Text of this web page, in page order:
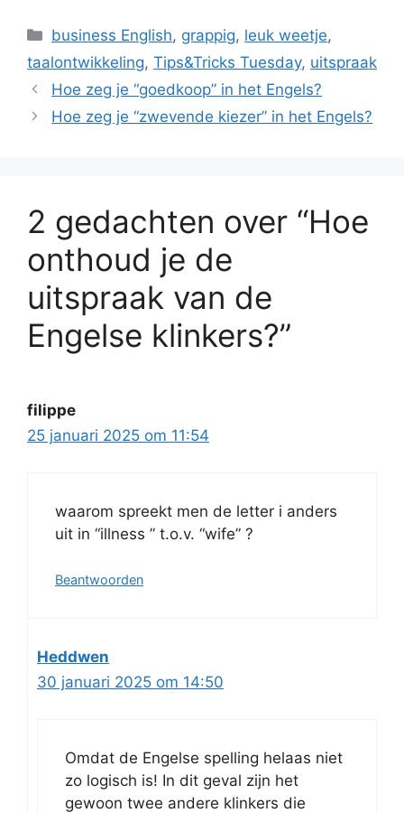
Categorieën
business English, grappig, leuk weetje,
taalontwikkeling, Tips&Tricks Tuesday, uitspraak
Hoe zeg je “goedkoop” in het Engels?
Hoe zeg je “zwevende kiezer” in het Engels?
2 gedachten over “Hoe
onthoud je de
uitspraak van de
Engelse klinkers?”
filippe
25 januari 2025 om 11:54
waarom spreekt men de letter i anders
uit in “illness ” t.o.v. “wife” ?
Beantwoorden
Heddwen
30 januari 2025 om 14:50
Omdat de Engelse spelling helaas niet
zo logisch is! In dit geval zijn het
gewoon twee andere klinkers die